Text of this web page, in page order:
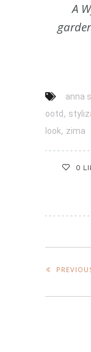
A
anna
ootd,
look, zima
0